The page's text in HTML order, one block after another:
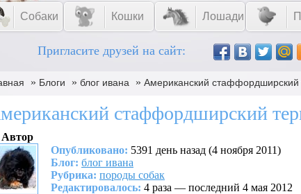
Собаки Кошки Лошади
Пригласите друзей на сайт:
» Блоги » блог ивaна » Американский стаффордширский
стаффордширский
Автор
Опубликовано: 5391 день назад (4 ноября 2011)
Блог: блог ивaна
Рубрика: породы собак
Редактировалось: 4 раза — последний 4 мая 2012